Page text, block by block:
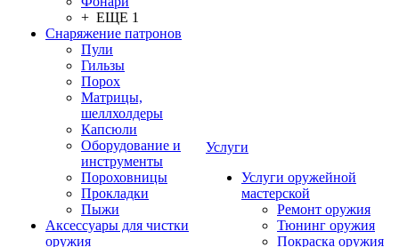
+ ЕЩЕ 1
Снаряжение патронов
Пули
Гильзы
Порох
Матрицы,
шеллхолдеры
Капсюли
Оборудование и
инструменты
Пороховницы
Прокладки
Пыжи
Аксессуары для чистки
оружия
Услуги
Услуги оружейной
мастерской
Ремонт оружия
Тюнинг оружия
Покраска оружия